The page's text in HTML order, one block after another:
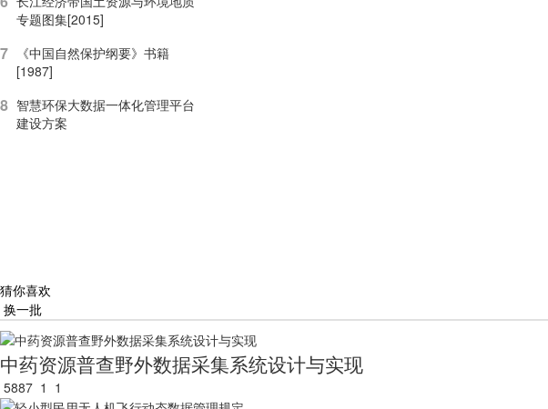
专题图集[2015]
7
《中国自然保护纲要》书籍
[1987]
8 智慧环保大数据一体化管理平台
建设方案
猜你喜欢
换一批
中药资源普查野外数据采集系统设计与实现
5887 1 1